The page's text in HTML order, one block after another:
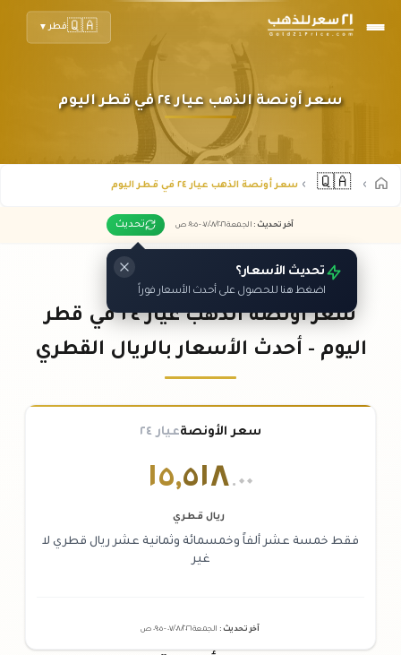
🇶🇦قطر▼
سعر أونصة الذهب عيار ٢٤ في قطر اليوم
🇶🇦 سعر أونصة الذهب عيار ٢٤ في قطر اليوم
آخر تحديث : الجمعة ٠٧ /٠٨/٢٠٢٦ - ٠٩:٠٥ ص تحديث
تحديث الأسعار؟
اضغط هنا للحصول على أحدث الأسعار فوراً
سعر أونصة الذهب عيار ٢٤ في قطر
اليوم - أحدث الأسعار بالريال القطري
سعر الأونصةعيار ٢٤
١٥,٥١٨.٠٠
ريال قطري
فقط خمسة عشر ألفاً وخمسمائة وثمانية عشر ريال قطري لا
غير
آخر تحديث : الجمعة ٠٧ /٠٨/٢٠٢٦ - ٠٩:٠٥ ص